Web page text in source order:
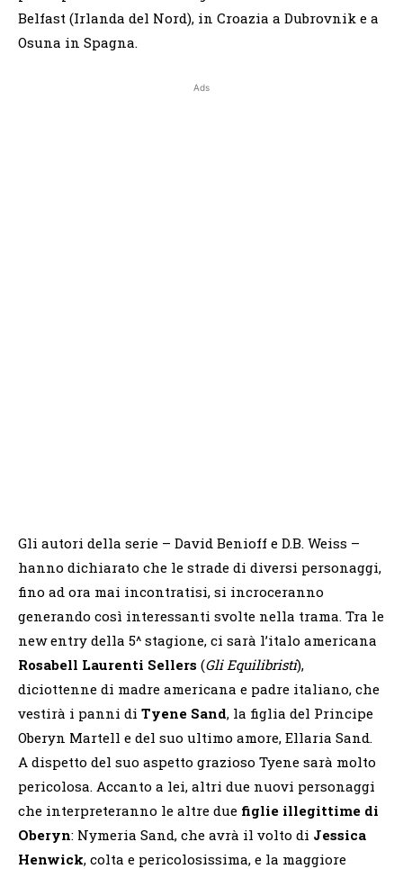
Belfast (Irlanda del Nord), in Croazia a Dubrovnik e a
Osuna in Spagna.
Ads
Gli autori della serie – David Benioff e D.B. Weiss –
hanno dichiarato che le strade di diversi personaggi,
fino ad ora mai incontratisi, si incroceranno
generando così interessanti svolte nella trama. Tra le
new entry della 5^ stagione, ci sarà l’italo americana
Rosabell Laurenti Sellers (Gli Equilibristi),
diciottenne di madre americana e padre italiano, che
vestirà i panni di Tyene Sand, la figlia del Principe
Oberyn Martell e del suo ultimo amore, Ellaria Sand.
A dispetto del suo aspetto grazioso Tyene sarà molto
pericolosa. Accanto a lei, altri due nuovi personaggi
che interpreteranno le altre due figlie illegittime di
Oberyn: Nymeria Sand, che avrà il volto di Jessica
Henwick, colta e pericolosissima, e la maggiore